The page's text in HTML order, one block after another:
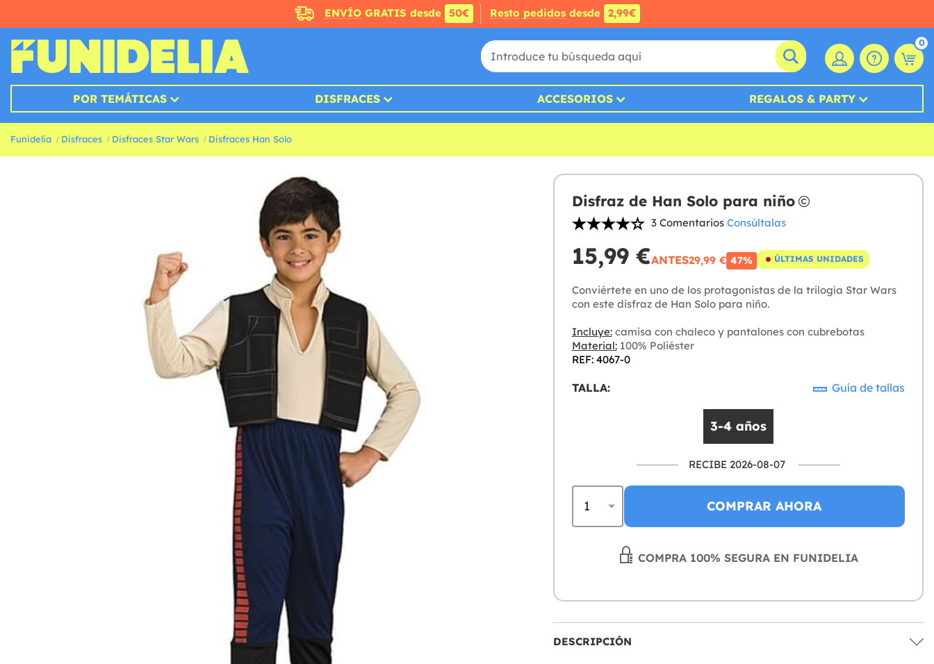
ENVÍOGRATIS desde 50€ Resto pedidosdesde 2,99€
0
POR TEMÁTICAS DISFRACES ACCESORIOS REGALOS & PARTY
Funidelia Disfraces Disfraces Star Wars Disfraces Han Solo
Disfraz de Han Solo para niño
3 Comentarios Consúltalas
15,99 €ANTES29,99 € 47% ÚLTIMAS UNIDADES
Conviértete en uno de los protagonistas de la trilogía Star Wars
con este disfraz de Han Solo para niño.
Incluye:camisa con chaleco y pantalones con cubrebotas
Material:100% Poliéster
REF: 4067-0
TALLA: Guía de tallas
3-4 años
RECIBE 2026-08-07
COMPRAR AHORA
COMPRA 100% SEGURA EN FUNIDELIA
DESCRIPCIÓN